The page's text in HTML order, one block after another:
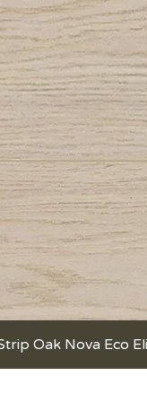
Oak Nova Eco